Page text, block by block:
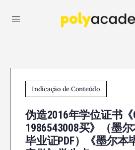
Indicação de Conteúdo
伪造2016年学位证书《
1986543008买》（墨
毕业证PDF）《墨尔本